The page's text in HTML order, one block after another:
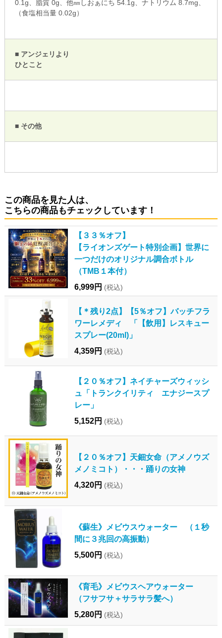
0.1g、脂質 0g、他㎜しおぁにち 54.1g、ナトリウム 8.7mg、
（食塩相当量 0.02g）
■ アンジェリより
ひとこと
■ その他
この商品を見た人は、
こちらの商品もチェックしています！
【３３％オフ】
【ライオンズゲート特別企画】世界に
一つだけのオリジナル調合ボトル
（TMB１本付）
6,999円 (税込)
【＊残り2点】【5％オフ】バッチフラ
ワーレメディ 「【飲用】レスキュー
スプレー(20ml)」
4,359円 (税込)
【２０％オフ】ネイチャーズウィッシ
ュ「トランクイリティ エナジースプ
レー」
5,152円 (税込)
【２０％オフ】天鈿女命（アメノウズ
メノミコト）・・・踊りの女神
4,320円 (税込)
《蘇生》メビウスウォーター （１秒
間に３兆回の高振動）
5,500円 (税込)
《育毛》メビウスヘアウォーター
（フサフサ＋サラサラ髪へ）
5,280円 (税込)